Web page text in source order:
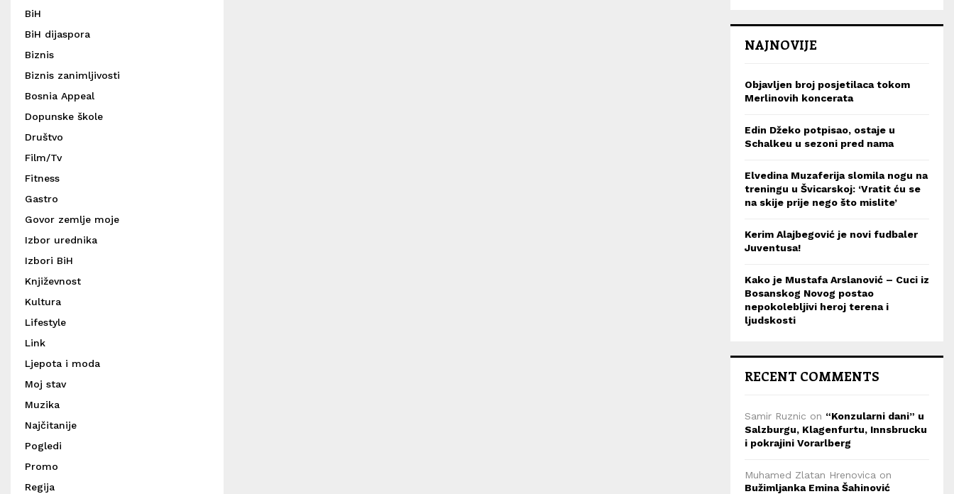
BiH
BiH dijaspora
Biznis
Biznis zanimljivosti
Bosnia Appeal
Dopunske škole
Društvo
Film/Tv
Fitness
Gastro
Govor zemlje moje
Izbor urednika
Izbori BiH
Književnost
Kultura
Lifestyle
Link
Ljepota i moda
Moj stav
Muzika
Najčitanije
Pogledi
Promo
Regija
NAJNOVIJE
Objavljen broj posjetilaca tokom
Merlinovih koncerata
Edin Džeko potpisao, ostaje u
Schalkeu u sezoni pred nama
Elvedina Muzaferija slomila nogu na
treningu u Švicarskoj: ‘Vratit ću se
na skije prije nego što mislite’
Kerim Alajbegović je novi fudbaler
Juventusa!
Kako je Mustafa Arslanović – Cuci iz
Bosanskog Novog postao
nepokolebljivi heroj terena i
ljudskosti
RECENT COMMENTS
Samir Ruznic on “Konzularni dani” u
Salzburgu, Klagenfurtu, Innsbrucku
i pokrajini Vorarlberg
Muhamed Zlatan Hrenovica on
Bužimljanka Emina Šahinović